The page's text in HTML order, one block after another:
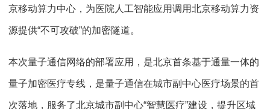
京移动算力中心，为医院人工智能应用调用北京移动算力资
源提供“不可攻破”的加密隧道。
本次量子通信网络的部署应用，是北京首条基于通量一体的
量子加密医疗专线，是量子通信在城市副中心医疗场景的首
次落地，服务了北京城市副中心“智慧医疗”建设，提升区域